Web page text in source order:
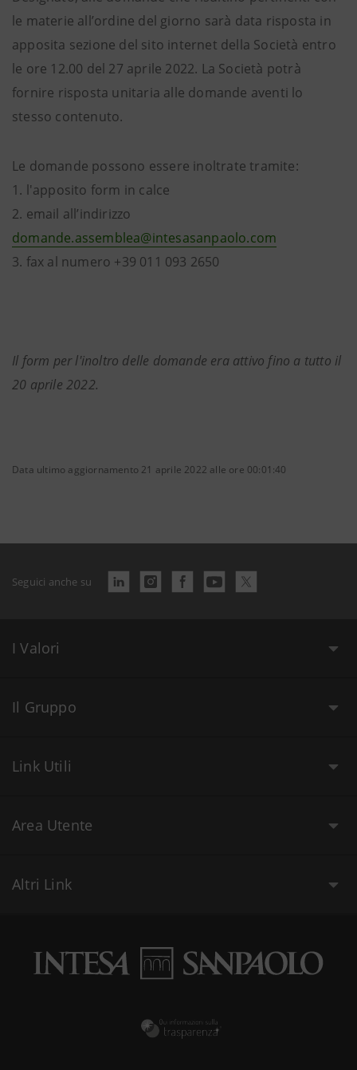
le materie all’ordine del giorno sarà data risposta in
apposita sezione del sito internet della Società entro
le ore 12.00 del 27 aprile 2022. La Società potrà
fornire risposta unitaria alle domande aventi lo
stesso contenuto.
Le domande possono essere inoltrate tramite:
1. l'apposito form in calce
2. email all’indirizzo
domande.assemblea@intesasanpaolo.com
3. fax al numero +39 011 093 2650
Il form per l'inoltro delle domande era attivo fino a tutto il
20 aprile 2022.
Data ultimo aggiornamento 21 aprile 2022 alle ore 00:01:40
Seguici anche su
I Valori
Il Gruppo
Link Utili
Area Utente
Altri Link